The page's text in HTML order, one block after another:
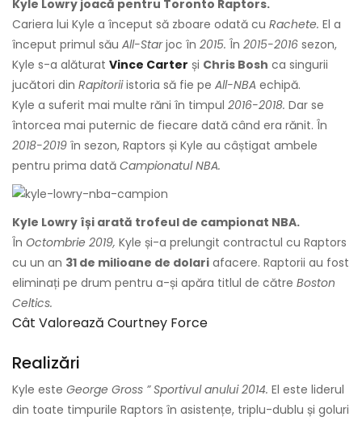
Kyle Lowry joacă pentru Toronto Raptors.
Cariera lui Kyle a început să zboare odată cu Rachete. El a
început primul său All-Starjoc în 2015. În 2015-2016 sezon,
Kyle s-a alăturat Vince Carter și Chris Bosh ca singurii
jucători din Rapitoriiistoria să fie pe All-NBA echipă.
Kyle a suferit mai multe răni în timpul 2016-2018. Dar se
întorcea mai puternic de fiecare dată când era rănit. În
2018-2019 în sezon, Raptors și Kyle au câștigat ambele
pentru prima dată Campionatul NBA.
Kyle Lowry își arată trofeul de campionat NBA.
În Octombrie 2019, Kyle și-a prelungit contractul cu Raptors
cu un an 31 de milioane de dolari afacere. Raptorii au fost
eliminați pe drum pentru a-și apăra titlul de către Boston
Celtics.
Cât Valorează Courtney Force
Realizări
Kyle este George Gross ” Sportivul anului 2014. El este liderul
din toate timpurile Raptors în asistențe, triplu-dublu și goluri